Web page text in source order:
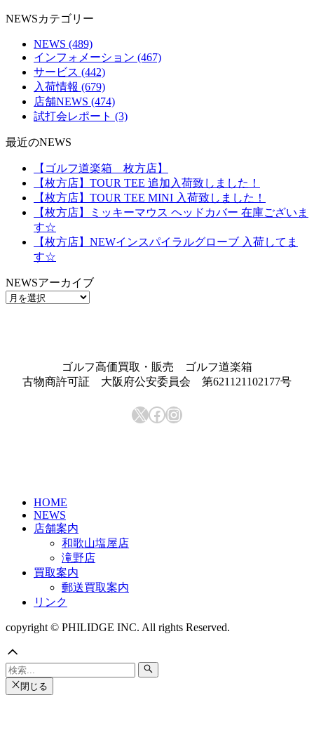
NEWSカテゴリー
NEWS (489)
インフォメーション (467)
サービス (442)
入荷情報 (679)
店舗NEWS (474)
試打会レポート (3)
最近のNEWS
【ゴルフ道楽箱 枚方店】
【枚方店】TOUR TEE 追加入荷致しました！
【枚方店】TOUR TEE MINI 入荷致しました！
【枚方店】ミッキーマウス ヘッドカバー 在庫ございま
す☆
【枚方店】NEWインスパイラルグローブ 入荷してま
す☆
NEWSアーカイブ
NEWS
ゴルフ高価買取・販売 ゴルフ道楽箱
古物商許可証 大阪府公安委員会 第621121102177号
X Facebook
Instagram
HOME
NEWS
店舗案内
和歌山塩屋店
滝野店
買取案内
郵送買取案内
リンク
copyright © PHILIDGE INC. All rights Reserved.
閉じる